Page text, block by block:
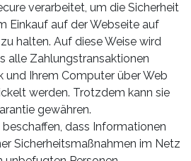
verarbeitet, um die Sicherheit
Einkauf auf der Webseite auf
halten. Auf diese Weise wird
alle Zahlungstransaktionen
und Ihrem Computer über Web
werden. Trotzdem kann sie
gewähren.
dass Informationen
Sicherheitsmaßnahmen im Netz